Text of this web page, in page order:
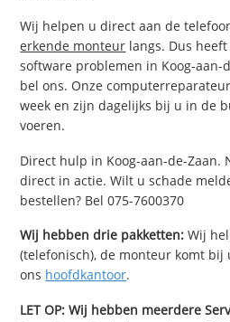
Wij helpen u direct aan de
erkende monteur langs. Dus
software problemen in Koog-aan-
bel ons. Onze
week en zijn dagelijks bij u in de
voeren.
Direct hulp in Koog-aan-de-Zaan.
direct in actie. Wilt u schade
bestellen? Bel 075-7600370
Wij hebben drie pakketten: Wij
(telefonisch), de monteur komt bij
ons hoofdkantoor.
LET OP: Wij hebben meerdere